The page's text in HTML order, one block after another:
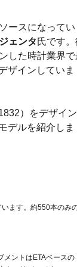
ースになってい
ェンタ 氏です。
した時計業界で
ザインしていま
）をデザイ
デルを紹介しま
います。約550本のみ
メントはETAベースの